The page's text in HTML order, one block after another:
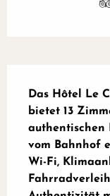
Das Hôtel Le
bietet 13
authentischen
vom Bahnhof
Wi-Fi,